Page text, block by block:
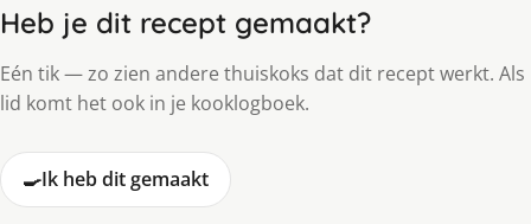
Heb je dit recept gemaakt?
Eén tik — zo zien andere thuiskoks dat dit recept werkt. Als
lid komt het ook in je kooklogboek.
🍳Ik heb dit gemaakt